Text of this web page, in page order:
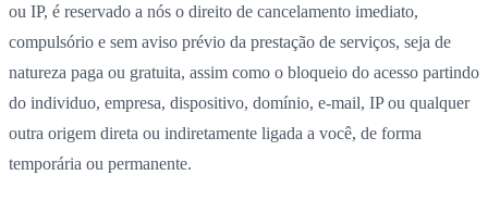
ou IP, é reservado a nós o direito de cancelamento imediato,
compulsório e sem aviso prévio da prestação de serviços, seja de
natureza paga ou gratuita, assim como o bloqueio do acesso partindo
do individuo, empresa, dispositivo, domínio, e-mail, IP ou qualquer
outra origem direta ou indiretamente ligada a você, de forma
temporária ou permanente.